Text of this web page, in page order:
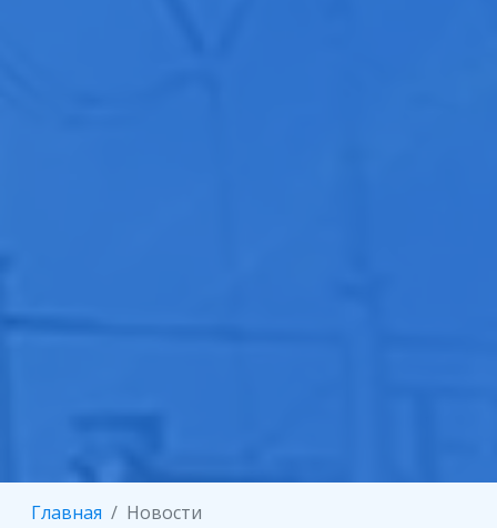
Главная Новости